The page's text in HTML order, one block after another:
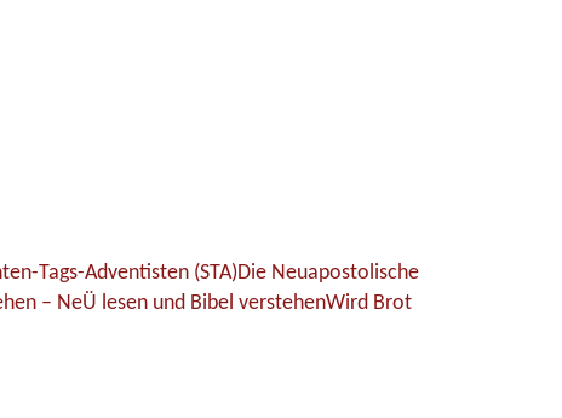
Tags-Adventisten (STA)Die Neuapostolische
– NeÜ lesen und Bibel verstehenWird Brot